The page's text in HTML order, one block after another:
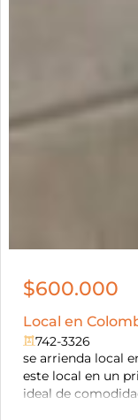
$600.000
Local en
742-3326
se arrienda local
este local en un
ideal de